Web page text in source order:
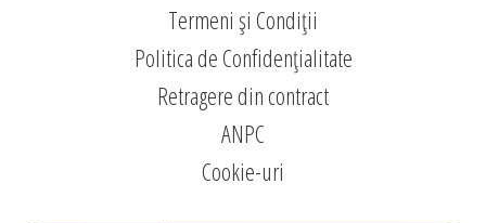
Termeni și Condiții
Politica de Confidențialitate
Retragere din contract
ANPC
Cookie-uri